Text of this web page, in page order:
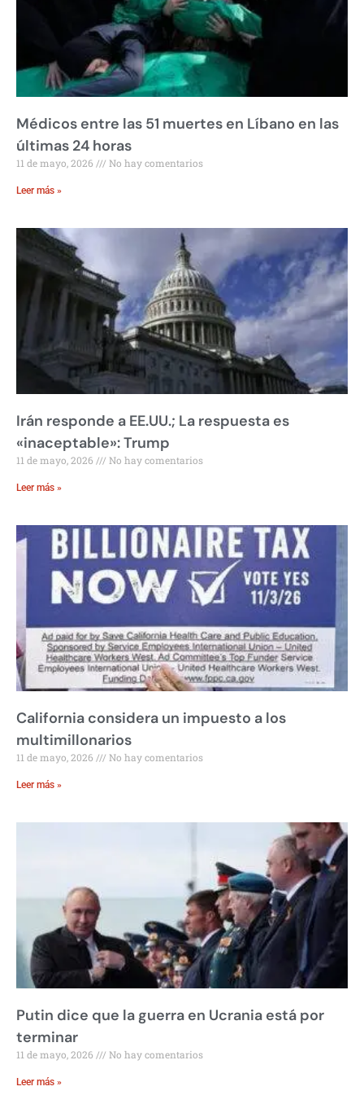
Médicos entre las 51 muertes en Líbano en las
últimas 24 horas
11 de mayo, 2026 No hay comentarios
Leer más »
Irán responde a EE.UU.; La respuesta es
«inaceptable»: Trump
11 de mayo, 2026 No hay comentarios
Leer más »
California considera un impuesto a los
multimillonarios
11 de mayo, 2026 No hay comentarios
Leer más »
Putin dice que la guerra en Ucrania está por
terminar
11 de mayo, 2026 No hay comentarios
Leer más »